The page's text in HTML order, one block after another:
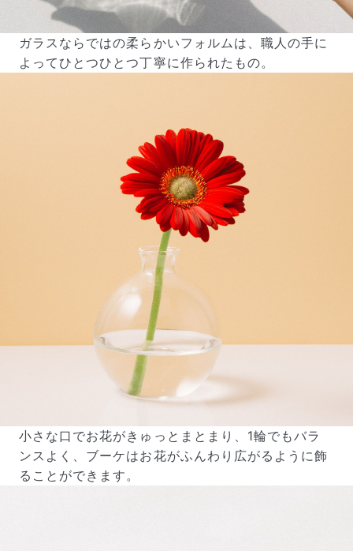
写真と同じものが届く？
商品ページに掲載している写真は、実際にお届けする商
品を撮影したものです。お花は生き物なので、どうして
も色味やサイズ・咲き方に個体差はありますが、できる
だけ写真のイメージに近いものをお届けできるように人
の目でチェックをしています。
よくある質問
Q. 毎月自動でお花が届くサービスですか？
いいえ、毎月自動でお届けするサービスではありません。好
ガラスならではの柔らかいフォルムは、職人の手に
よってひとつひとつ丁寧に作られたもの。
小さな口でお花がきゅっとまとまり、1輪でもバラ
ンスよく、ブーケはお花がふんわり広がるように飾
ることができます。